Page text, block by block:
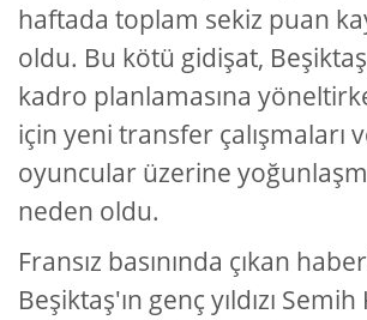
haftada toplam sekiz puan
oldu. Bu kötü gidişat,
kadro planlamasına
için yeni transfer çalışmaları
oyuncular üzerine
neden oldu.
Fransız basınında çıkan
Beşiktaş'ın genç yıldızı Semih